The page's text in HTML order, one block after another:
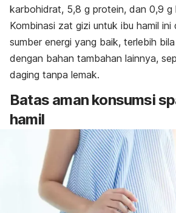
karbohidrat, 5,8 g protein, dan 0,9 g
Kombinasi zat gizi untuk ibu hamil ini
sumber energi yang baik, terlebih
dengan bahan tambahan lainnya,
daging tanpa lemak.
Batas aman konsumsi
hamil